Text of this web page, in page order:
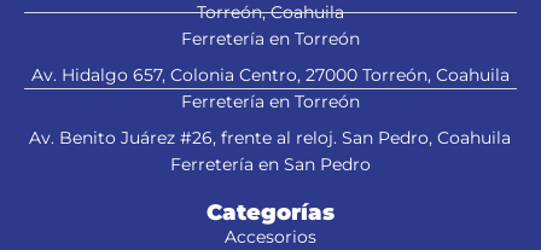
Torreón, Coahuila
Ferretería en Torreón
Av. Hidalgo 657, Colonia Centro, 27000 Torreón, Coahuila
Ferretería en Torreón
Av. Benito Juárez #26, frente al reloj. San Pedro, Coahuila
Ferretería en San Pedro
Categorías
Accesorios